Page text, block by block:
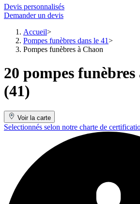
Devis personnalisés
Demander un devis
Accueil
Pompes funèbres dans le 41
Pompes funèbres à Chaon
20 pompes
(41)
Voir la carte
Selectionnés selon notre charte de